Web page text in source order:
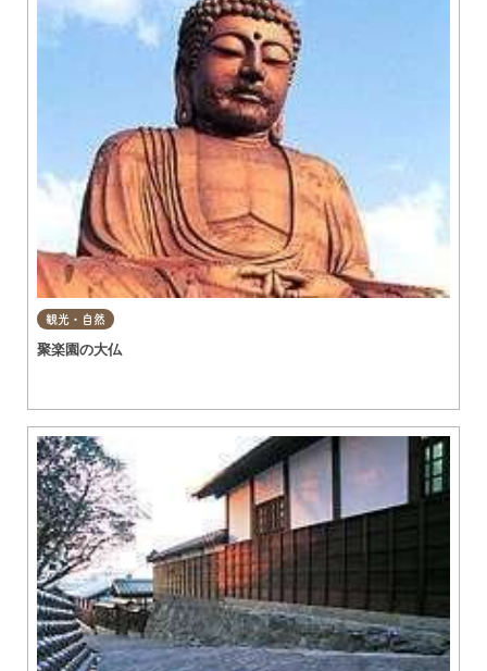
観光・自然
聚楽園の大仏